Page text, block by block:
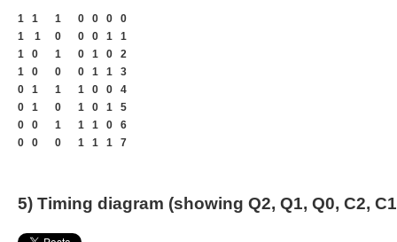
1 1 1 0 0 0
0
1
1 0 0 0 1
1
1
0 1 0 1 0
2
1
0 0 0 1 1
3
0
1 1 1 0 0
4
0
1 0 1 0 1
5
0
0 1 1 1 0
6
0
0 0 1 1 1 7
5) Timing diagram (showing Q2, Q1, Q0, C2,